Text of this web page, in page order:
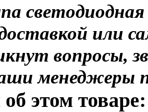
светодиодная
или
вопросы,
менеджеры
этом товаре: